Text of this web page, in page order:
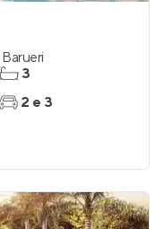
Barueri
3
2 e 3